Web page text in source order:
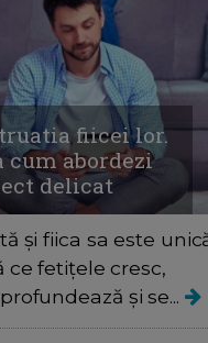
fiicei lor.
cum abordezi
delicat
și fiica sa este
ce fetițele cresc,
și se...